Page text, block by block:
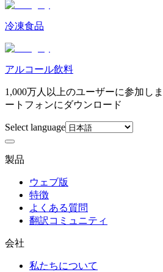
冷凍食品
アルコール飲料
1,000万人以上のユーザーに参加し
ートフォンにダウンロード
Select language
製品
ウェブ版
特徴
よくある質問
翻訳コミュニティ
会社
私たちについて